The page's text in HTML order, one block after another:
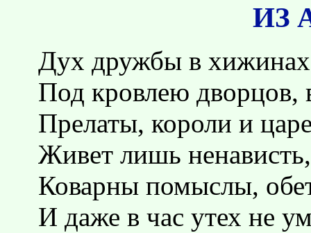
ИЗ
Дух дружбы в
Под кровлею дворцов,
Прелаты, короли и
Живет лишь
Коварны помыслы,
И даже в час утех не